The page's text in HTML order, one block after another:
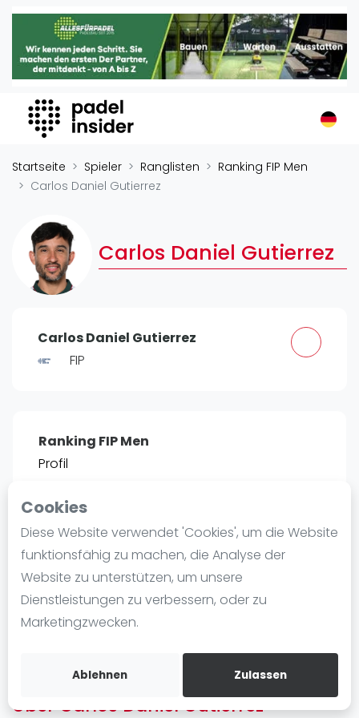
Cookies
Diese Website verwendet 'Cookies', um die Website
funktionsfähig zu machen, die Analyse der
Website zu unterstützen, um unsere
Dienstleistungen zu verbessern, oder zu
Marketingzwecken.
Ablehnen Zulassen
Padel Insider
Home
Organisationen
Buchungssysteme
Padel-Shops
Padel-Marken
Verschiedenes
Veranstaltungen
Turniere
Playtomic
Frauen
FIP Männer
Blog
Die Geschichte von Padel
Regeln und Punktzählung
Padel Schläge
Video
Startseite Spieler Ranglisten
Ranking FIP Men
Carlos Daniel Gutierrez
Carlos Daniel Gutierrez
Carlos Daniel Gutierrez
FIP
Ranking FIP Men
Profil
POSITIE
#28 2.007
Bist duCarlos Daniel Gutierrez
Kostenloses Konto erstellen
Über Carlos Daniel Gutierrez